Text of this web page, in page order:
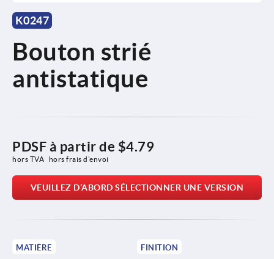
K0247
Bouton strié
antistatique
PDSF à partir de $4.79
hors TVA hors frais d’envoi
VEUILLEZ D’ABORD SÉLECTIONNER UNE VERSION
MATIÈRE FINITION